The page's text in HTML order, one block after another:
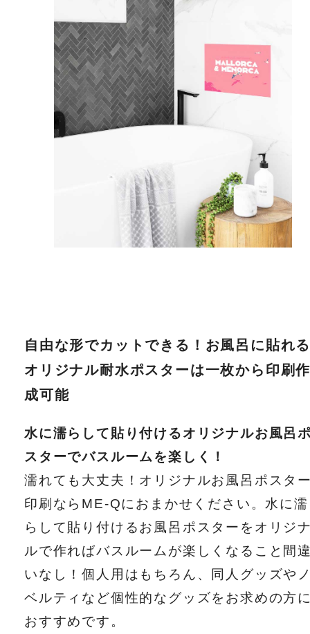
自由な形でカットできる！お風呂に貼れ
オリジナル耐水ポスターは一枚から印刷
成可能
水に濡らして貼り付けるオリジナルお風呂
スターでバスルームを楽しく！
濡れても大丈夫！オリジナルお風呂ポスタ
印刷ならME-Qにおまかせください。水に濡
らして貼り付けるお風呂ポスターをオリジ
ルで作ればバスルームが楽しくなること間
いなし！個人用はもちろん、同人グッズや
ベルティなど個性的なグッズをお求めの方
おすすめです。